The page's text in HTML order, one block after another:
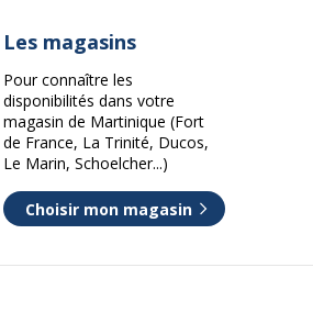
Les magasins
Pour connaître les
disponibilités dans votre
magasin de Martinique (Fort
de France, La Trinité, Ducos,
Le Marin, Schoelcher...)
Choisir mon magasin